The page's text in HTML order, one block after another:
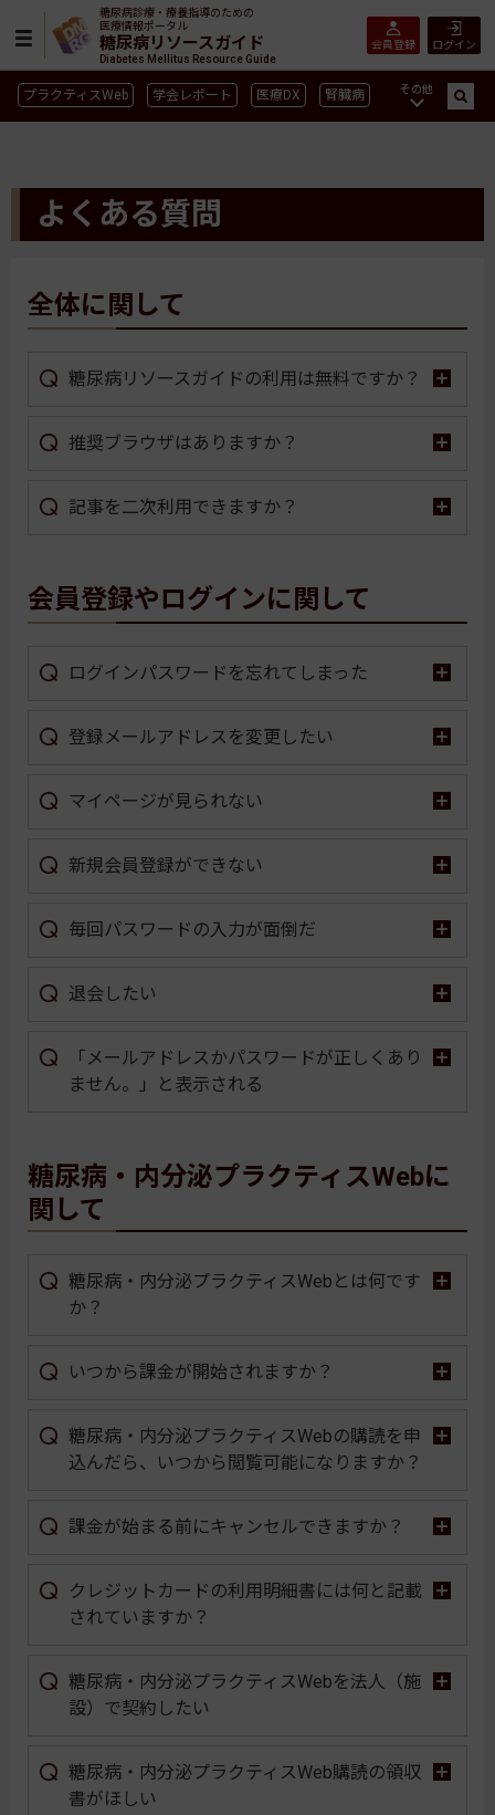
糖尿病診療・療養指導のための
医療情報ポータル
糖尿病リソースガイド
Diabetes Mellitus Resource Guide
ログイン
会員登録
プラクティスWeb 学会レポート 医療DX 腎臓病
インスリン製剤 薬物療法
合併症 ガイドライン
その他
よくある質問
全体に関して
糖尿病リソースガイドの利用は無料ですか？
推奨ブラウザはありますか？
記事を二次利用できますか？
会員登録やログインに関して
ログインパスワードを忘れてしまった
登録メールアドレスを変更したい
マイページが見られない
新規会員登録ができない
毎回パスワードの入力が面倒だ
退会したい
「メールアドレスかパスワードが正しくあり
ません。」と表示される
糖尿病・内分泌プラクティスWebに
関して
糖尿病・内分泌プラクティスWebとは何です
か？
いつから課金が開始されますか？
糖尿病・内分泌プラクティスWebの購読を申
込んだら、いつから閲覧可能になりますか？
課金が始まる前にキャンセルできますか？
クレジットカードの利用明細書には何と記載
されていますか？
糖尿病・内分泌プラクティスWebを法人（施
設）で契約したい
糖尿病・内分泌プラクティスWeb購読の領収
書がほしい